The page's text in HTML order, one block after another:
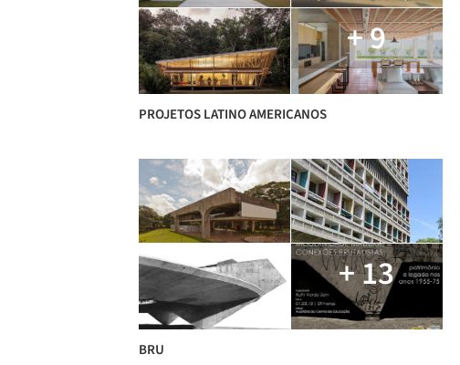
+ 9
PROJETOS LATINO AMERICANOS
+ 13
BRU